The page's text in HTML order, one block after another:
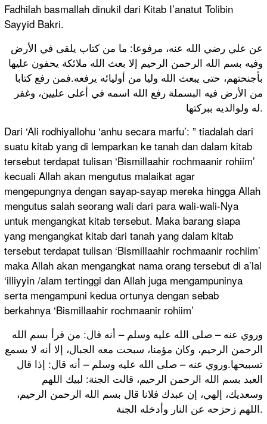
Fadhilah basmallah dinukil dari Kitab I’anatut Tolibin
Sayyid Bakri.
عن علي رضي الله عنه، مرفوعا: ما من كتاب يلقى في الأرض
وفيه بسم الله الرحمن الرحيم إلا بعث الله ملائكة يحفون عليها
بأجنحتهم، حتى يبعث الله وليا من أوليائه يرفعه.فمن رفع كتابا
من الأرض فيه البسملة رفع الله اسمه في أعلى عليين، وغفر
له ولوالديه ببركتها.
Dari ‘Ali rodhiyallohu ‘anhu secara marfu’: ” tiadalah dari
suatu kitab yang di lemparkan ke tanah dan dalam kitab
tersebut terdapat tulisan ‘Bismillaahir rochmaanir rohiim’
kecuali Allah akan mengutus malaikat agar
mengepungnya dengan sayap-sayap mereka hingga Allah
mengutus salah seorang wali dari para wali-wali-Nya
untuk mengangkat kitab tersebut. Maka barang siapa
yang mengangkat kitab dari tanah yang dalam kitab
tersebut terdapat tulisan ‘Bismillaahir rochmaanir rochiim’
maka Allah akan mengangkat nama orang tersebut di a’lal
‘illiyyin /alam tertinggi dan Allah juga mengampuninya
serta mengampuni kedua ortunya dengan sebab
berkahnya ‘Bismillaahir rochmaanir rohiim’
وروي عنه – صلى الله عليه وسلم – أنه قال: من قرأ بسم الله
الرحمن الرحيم، وكان مؤمنا، سبحت معه الجبال، إلا أنه لا يسمع
تسبيحها.وروي عنه – صلى الله عليه وسلم – أنه قال: إذا قال
العبد بسم الله الرحمن الرحيم، قالت الجنة: لبيك اللهم
وسعديك، إلهي، إن عبدك فلانا قال بسم الله الرحمن الرحيم،
اللهم زحزحه عن النار وأدخله الجنة.